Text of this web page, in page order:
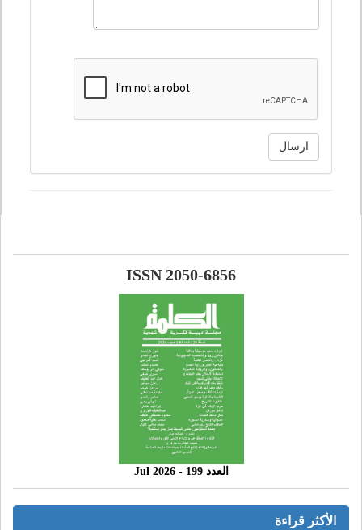
ارسال
ISSN 2050-6856
العدد 199 - 2026 Jul
الأكثر قراءة